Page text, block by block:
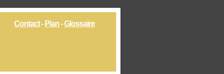
Contact- Plan-Glossaire